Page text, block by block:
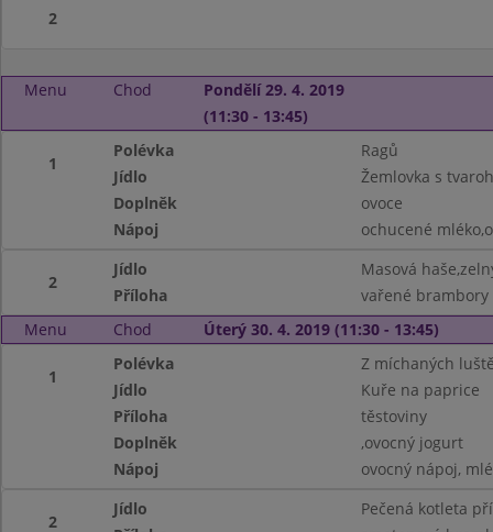
2
Menu Chod
Pondělí 29. 4. 2019
(11:30 - 13:45)
1
Polévka
Ragů
Jídlo
Žemlovka s
Doplněk
ovoce
Nápoj
ochucené
2
Jídlo
Masová
Příloha
vařené brambory
Menu
Chod Úterý 30. 4. 2019 (11:30 - 13:45)
1
Polévka
Z míchaných
Jídlo
Kuře na paprice
Příloha
těstoviny
Doplněk
,ovocný jogurt
Nápoj
ovocný nápoj,
2
Jídlo
Pečená kotleta